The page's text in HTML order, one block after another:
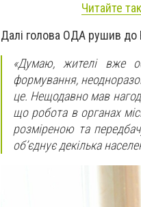
Читайте
Далі голова ОДА рушив до
«Думаю, жителі вже
формування,
це. Нещодавно мав
що робота в органах
розміреною та
об’єднує декілька